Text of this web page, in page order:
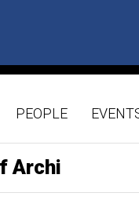
PEOPLE
Archi